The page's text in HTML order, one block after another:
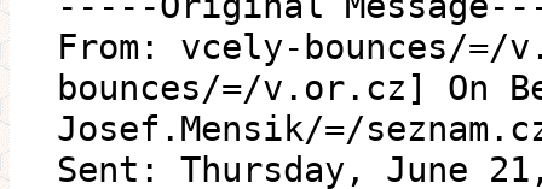
From: vcely-bounces/
bounces/=/v.or.cz] On
Josef.Mensik/=/
Sent: Thursday, June